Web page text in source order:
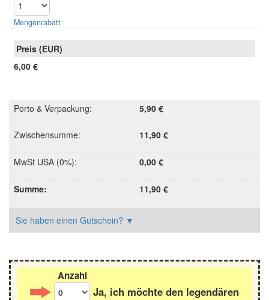
Mengen­rabatt
6,00 €
Porto & Verpackung: 5,90 €
Zwischensumme: 11,90 €
MwSt USA (0%): 0,00 €
Summe: 11,90 €
Sie haben einen Gutschein? ▼
Anzahl
Ja, ich möchte den legendären